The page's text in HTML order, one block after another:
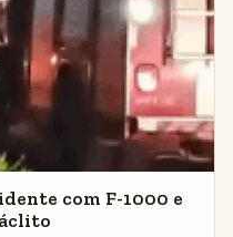
com F-1000 e